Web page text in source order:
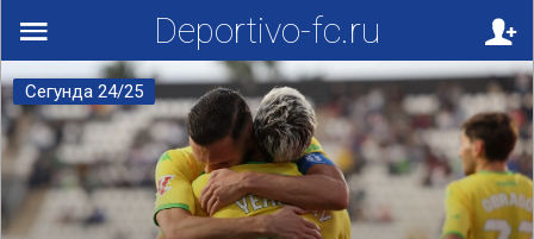
Deportivo-fc.ru
Сегунда 24/25